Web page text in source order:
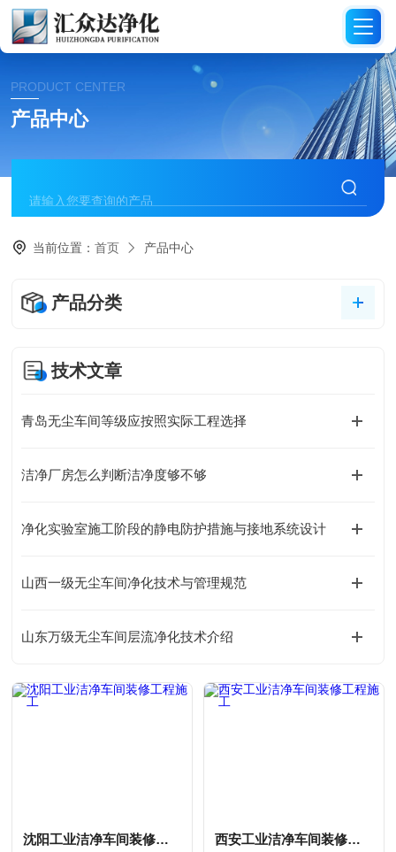
PRODUCT CENTER
产品中心
当前位置：首页 产品中心
产品分类
技术文章
青岛无尘车间等级应按照实际工程选择
洁净厂房怎么判断洁净度够不够
净化实验室施工阶段的静电防护措施与接地系统设计
山西一级无尘车间净化技术与管理规范
山东万级无尘车间层流净化技术介绍
沈阳工业洁净车间装修工程施工 西安工业洁净车间装修工程施工